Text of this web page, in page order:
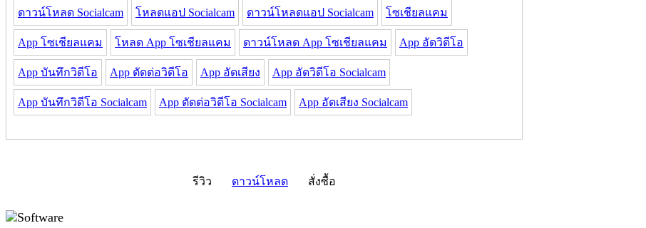
ดาวน์โหลด Socialcam โหลดแอป Socialcam ดาวน์โหลดแอป Socialcam โซเชียลแคม
App โซเชียลแคม โหลด App โซเชียลแคม ดาวน์โหลด App โซเชียลแคม App อัดวิดีโอ
App บันทึกวิดีโอ App ตัดต่อวิดีโอ App อัดเสียง App อัดวิดีโอ Socialcam
App บันทึกวิดีโอ Socialcam App ตัดต่อวิดีโอ Socialcam App อัดเสียง Socialcam
รีวิว ดาวน์โหลด สั่งซื้อ